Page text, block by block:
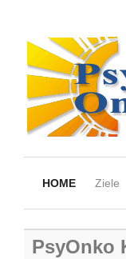
HOME Ziele
PsyOnko